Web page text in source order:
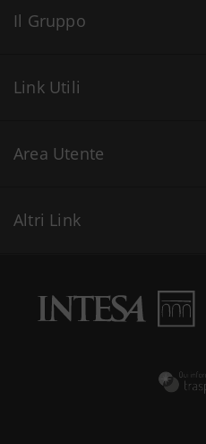
Il Gruppo
Link Utili
Area Utente
Altri Link